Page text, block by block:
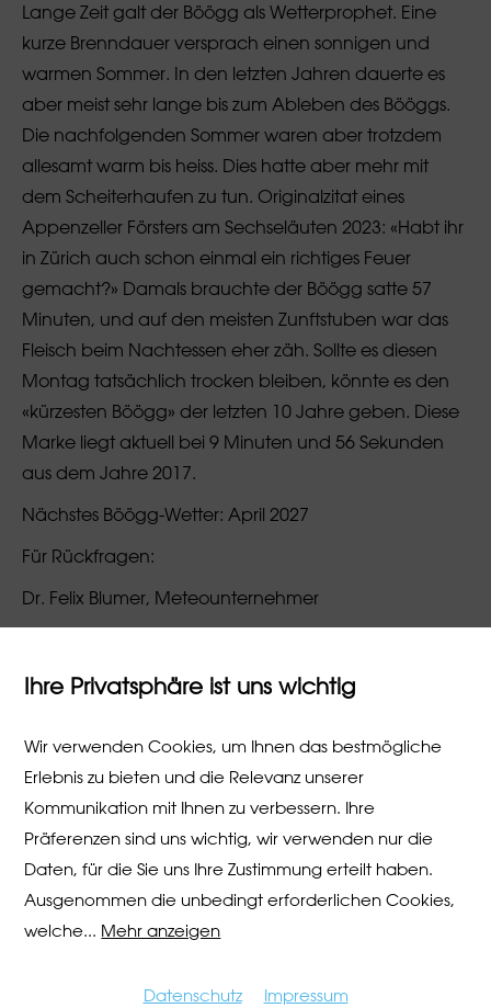
Lange Zeit galt der Böögg als Wetterprophet. Eine
kurze Brenndauer versprach einen sonnigen und
warmen Sommer. In den letzten Jahren dauerte es
aber meist sehr lange bis zum Ableben des Bööggs.
Die nachfolgenden Sommer waren aber trotzdem
allesamt warm bis heiss. Dies hatte aber mehr mit
dem Scheiterhaufen zu tun. Originalzitat eines
Appenzeller Försters am Sechseläuten 2023: «Habt ihr
in Zürich auch schon einmal ein richtiges Feuer
gemacht?» Damals brauchte der Böögg satte 57
Minuten, und auf den meisten Zunftstuben war das
Fleisch beim Nachtessen eher zäh. Sollte es diesen
Montag tatsächlich trocken bleiben, könnte es den
«kürzesten Böögg» der letzten 10 Jahre geben. Diese
Marke liegt aktuell bei 9 Minuten und 56 Sekunden
aus dem Jahre 2017.
Nächstes Böögg-Wetter: April 2027
Für Rückfragen:
Dr. Felix Blumer, Meteounternehmer
Mail:blumercc@bluewin.ch; Mobile: 079 237 80 20
SRF Meteo
Ihre Privatsphäre ist uns wichtig
Wir verwenden Cookies, um Ihnen das bestmögliche
Erlebnis zu bieten und die Relevanz unserer
Kommunikation mit Ihnen zu verbessern. Ihre
Präferenzen sind uns wichtig, wir verwenden nur die
Daten, für die Sie uns Ihre Zustimmung erteilt haben.
Ausgenommen die unbedingt erforderlichen Cookies,
welche... Mehr anzeigen
Datenschutz Impressum